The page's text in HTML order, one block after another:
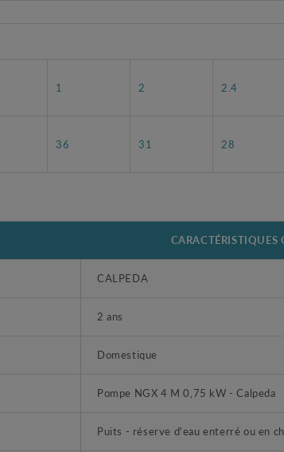
1 2 2.4
36 31 28
CARACTÉRISTIQUES
CALPEDA
2 ans
Domestique
Pompe NGX 4 M 0,75 kW - Calpeda
Puits - réserve d'eau enterré ou en